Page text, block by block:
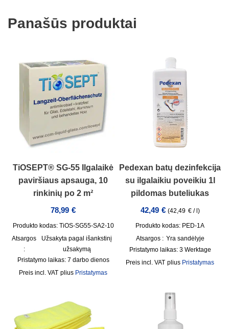
Panašūs produktai
TiOSEPT® SG-55 Ilgalaikė
paviršiaus apsauga, 10
rinkinių po 2 m²
78,99 €
Produkto kodas: TiOS-SG55-SA2-10
Atsargos
:
Užsakyta pagal išankstinį
užsakymą
Pristatymo laikas: 7 darbo dienos
incl. VAT plius Pristatymas
Pedexan batų dezinfekcija
su ilgalaikiu poveikiu 1l
pildomas buteliukas
42,49 € (42,49 €/ )
Produkto kodas: PED-1A
Atsargos : Yra sandėlyje
Pristatymo laikas: 3 Werktage
incl. VAT plius Pristatymas